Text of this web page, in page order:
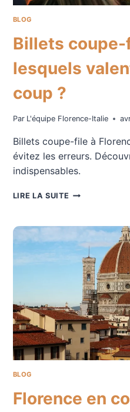
BLOG
Billets coupe-
lesquels
coup ?
Par L'équipe Florence-Italie
Billets coupe-file à
évitez les erreurs.
indispensables.
LIRE LA SUITE BILLETS
À
FLORENCE
LESQUELS
VALENT
VRAIMENT
COUP
?
BLOG
Florence en